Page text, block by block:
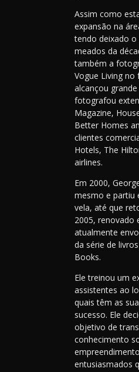
Assim como
expansão na
tendo deixado
meados da
também a
Vogue Living no
alcançou
fotografou
Magazine,
Better Homes
clientes
Hotels, The
airlines.
Em 2000,
mesmo e partiu
vela, até que
2005, renovado
atualmente
da série de
Books.
Ele treinou um
assistentes ao
quais têm as
sucesso. Ele
objetivo de
conhecimento
entusiasmados